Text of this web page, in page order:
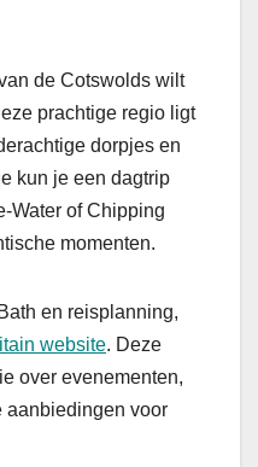
de Cotswolds wilt
prachtige regio ligt
dorpjes en
kun je een dagtrip
Water of Chipping
momenten.
en reisplanning,
website. Deze
over evenementen,
aanbiedingen voor